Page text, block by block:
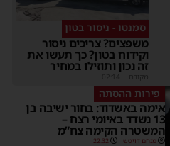
סמנטו - ניסור בטון
משפצים? צריכים ניסור
וקידוח בטון? כך תעשו את
זה נכון ותוזילו במחיר
מקודם
פירות ההסתה
אימה באשדוד: בחור ישיבה בן
13 נשדד באיומי רצח –
המשטרה הקימה צח”מ
מנחם דויטש 22:32